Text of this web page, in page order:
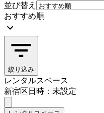
並び替え
おすすめ順
絞り込み
レンタルスペース
新宿区日時：未設定